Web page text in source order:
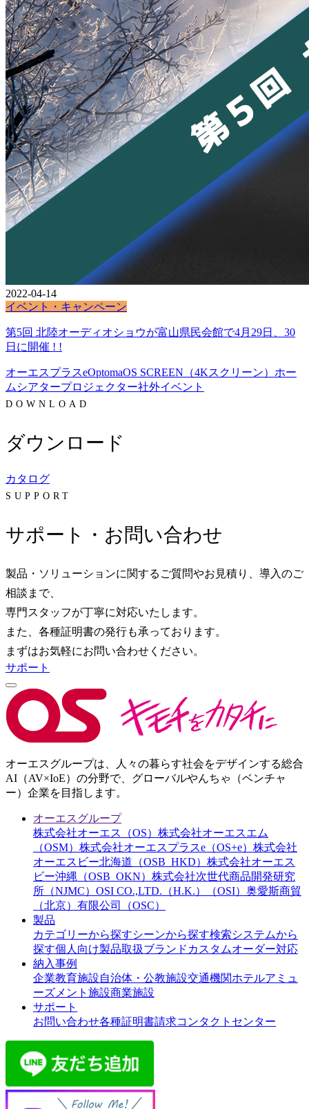
2022-04-14
イベント・キャンペーン
第5回 北陸オーディオショウが富山県民会館で4月29日、30
日に開催 ! !
オーエスプラスeOptomaOS SCREEN（4Kスクリーン） ホー
ムシアタープロジェクター社外イベント
DOWNLOAD
ダウンロード
カタログ
SUPPORT
サポート・お問い合わせ
製品・ソリューションに関するご質問やお見積り、導入のご
相談まで、
専門スタッフが丁寧に対応いたします。
また、各種証明書の発行も承っております。
まずはお気軽にお問い合わせください。
サポート
オーエスグループは、人々の暮らす社会をデザインする総合
AI（AV×IoE）の分野で、グローバルやんちゃ（ベンチャ
ー）企業を目指します。
オーエスグループ
株式会社オーエス（OS） 株式会社オーエスエム
（OSM） 株式会社オーエスプラスe（OS+e） 株式会社
オーエスビー北海道（OSB_HKD） 株式会社オーエス
ビー沖縄（OSB_OKN） 株式会社次世代商品開発研究
所（NJMC） OSI CO.,LTD.（H.K.）（OSI） 奥愛斯商貿
（北京）有限公司（OSC）
製品
カテゴリーから探すシーンから探す検索システムから
探す個人向け製品取扱ブランド カスタムオーダー対応
納入事例
企業教育施設自治体・公教施設交通機関ホテルアミュ
ーズメント施設商業施設
サポート
お問い合わせ各種証明書請求コンタクトセンター